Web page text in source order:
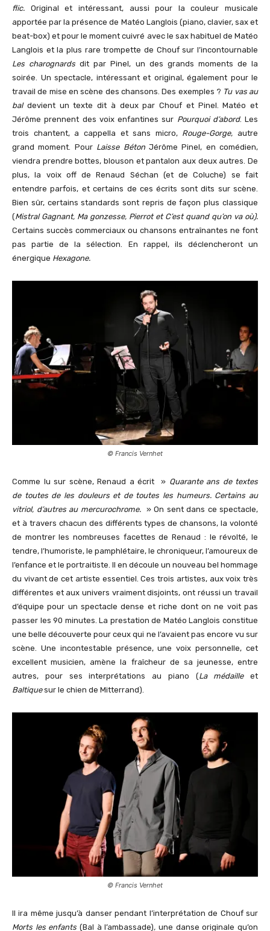
flic. Original et intéressant, aussi pour la couleur musicale
apportée par la présence de Matéo Langlois (piano, clavier, sax et
beat-box) et pour le moment cuivré avec le sax habituel de Matéo
Langlois et la plus rare trompette de Chouf sur l’incontournable
Les charognards dit par Pinel, un des grands moments de la
soirée. Un spectacle, intéressant et original, également pour le
travail de mise en scène des chansons. Des exemples ? Tu vas au
baldevient un texte dit à deux par Chouf et Pinel. Matéo et
Jérôme prennent des voix enfantines sur Pourquoi d’abord. Les
trois chantent, a cappella et sans micro, Rouge-Gorge, autre
grand moment. Pour Laisse BétonJérôme Pinel, en comédien,
viendra prendre bottes, blouson et pantalon aux deux autres. De
plus, la voix off de Renaud Séchan (et de Coluche) se fait
entendre parfois, et certains de ces écrits sont dits sur scène.
Bien sûr, certains standards sont repris de façon plus classique
(Mistral Gagnant, Ma gonzesse, Pierrot et C’est quand qu’on va où).
Certains succès commerciaux ou chansons entraînantes ne font
pas partie de la sélection. En rappel, ils déclencheront un
énergique Hexagone.
© Francis Vernhet
Comme lu sur scène, Renaud a écrit » Quarante ans de textes
de toutes de les douleurs et de toutes les humeurs. Certains au
vitriol, d’autres au mercurochrome. » On sent dans ce spectacle,
et à travers chacun des différents types de chansons, la volonté
de montrer les nombreuses facettes de Renaud : le révolté, le
tendre, l’humoriste, le pamphlétaire, le chroniqueur, l’amoureux de
l’enfance et le portraitiste. Il en découle un nouveau bel hommage
du vivant de cet artiste essentiel. Ces trois artistes, aux voix très
différentes et aux univers vraiment disjoints, ont réussi un travail
d’équipe pour un spectacle dense et riche dont on ne voit pas
passer les 90 minutes. La prestation de Matéo Langlois constitue
une belle découverte pour ceux qui ne l’avaient pas encore vu sur
scène. Une incontestable présence, une voix personnelle, cet
excellent musicien, amène la fraîcheur de sa jeunesse, entre
autres, pour ses interprétations au piano (La médailleet
Baltiquesur le chien de Mitterrand).
© Francis Vernhet
Il ira même jusqu’à danser pendant l’interprétation de Chouf sur
Morts les enfants (Bal à l’ambassade), une danse originale qu’on